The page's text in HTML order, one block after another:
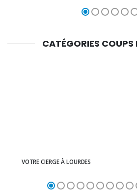
CATÉGORIES
VOTRE CIERGE À LOURDES